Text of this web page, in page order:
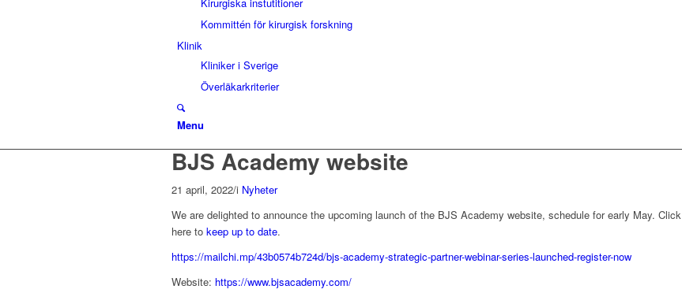
Kommittén för kirurgisk forskning
Klinik
Kliniker i Sverige
Överläkarkriterier
Menu
BJS Academy website
21 april, 2022/i Nyheter
We are delighted to announce the upcoming launch of the BJS Academy website, schedule for early May. Click
here to keep up to date.
https://mailchi.mp/43b0574b724d/bjs-academy-strategic-partner-webinar-series-launched-register-now
Website: https://www.bjsacademy.com/